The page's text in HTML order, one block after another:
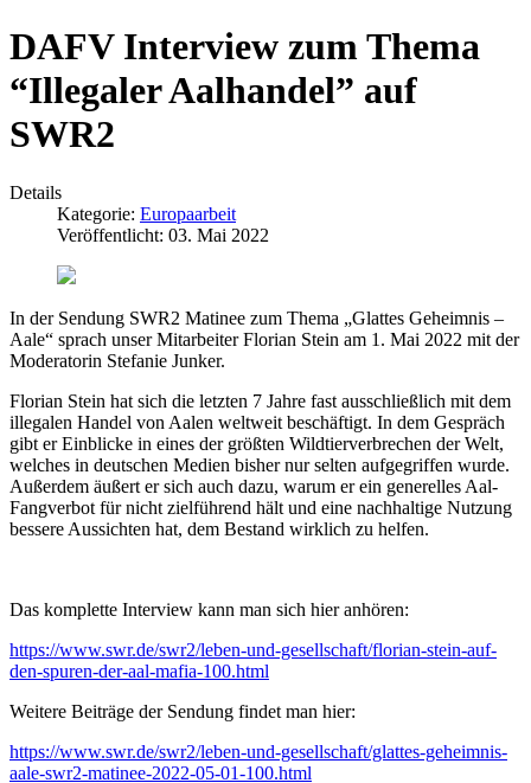
DAFV Interview zum Thema
“Illegaler Aalhandel” auf
SWR2
Details
Kategorie: Europaarbeit
Veröffentlicht: 03. Mai 2022
In der Sendung SWR2 Matinee zum Thema „Glattes Geheimnis –
Aale“ sprach unser Mitarbeiter Florian Stein am 1. Mai 2022 mit der
Moderatorin Stefanie Junker.
Florian Stein hat sich die letzten 7 Jahre fast ausschließlich mit dem
illegalen Handel von Aalen weltweit beschäftigt. In dem Gespräch
gibt er Einblicke in eines der größten Wildtierverbrechen der Welt,
welches in deutschen Medien bisher nur selten aufgegriffen wurde.
Außerdem äußert er sich auch dazu, warum er ein generelles Aal-
Fangverbot für nicht zielführend hält und eine nachhaltige Nutzung
bessere Aussichten hat, dem Bestand wirklich zu helfen.
Das komplette Interview kann man sich hier anhören:
https://www.swr.de/swr2/leben-und-gesellschaft/florian-stein-auf-
den-spuren-der-aal-mafia-100.html
Weitere Beiträge der Sendung findet man hier:
https://www.swr.de/swr2/leben-und-gesellschaft/glattes-geheimnis-
aale-swr2-matinee-2022-05-01-100.html